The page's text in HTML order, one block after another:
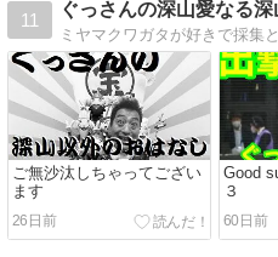
11
ぐっさんの深山愛なる深
ご無沙汰しちゃってござい
ます
26日前
Good
３
60日前